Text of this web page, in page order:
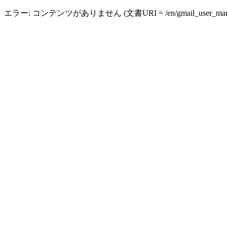
エラー: コンテンツがありません (文書URI = /en/